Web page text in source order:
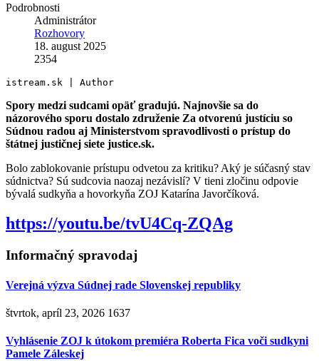
Podrobnosti
Administrátor
Rozhovory
18. august 2025
2354
istream.sk | Author
Spory medzi sudcami opäť gradujú. Najnovšie sa do
názorového sporu dostalo združenie Za otvorenú justíciu so
Súdnou radou aj Ministerstvom spravodlivosti o prístup do
štátnej justičnej siete justice.sk.
Bolo zablokovanie prístupu odvetou za kritiku? Aký je súčasný stav
súdnictva? Sú sudcovia naozaj nezávislí? V tieni zločinu odpovie
bývalá sudkyňa a hovorkyňa ZOJ Katarína Javorčíková.
https://youtu.be/tvU4Cq-ZQAg
Informačný spravodaj
Verejná výzva Súdnej rade Slovenskej republiky
štvrtok, apríl 23, 2026 1637
Vyhlásenie ZOJ k útokom premiéra Roberta Fica voči sudkyni
Pamele Záleskej